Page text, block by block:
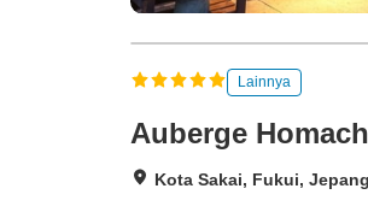
Lainnya
Auberge
Kota Sakai, Fukui, Jepang